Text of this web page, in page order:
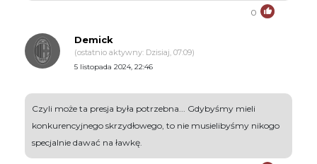
0
Demick
(ostatnio aktywny: Dzisiaj, 07:09)
5 listopada 2024, 22:46
Czyli może ta presja była potrzebna... Gdybyśmy mieli
konkurencyjnego skrzydłowego, to nie musielibyśmy nikogo
specjalnie dawać na ławkę.